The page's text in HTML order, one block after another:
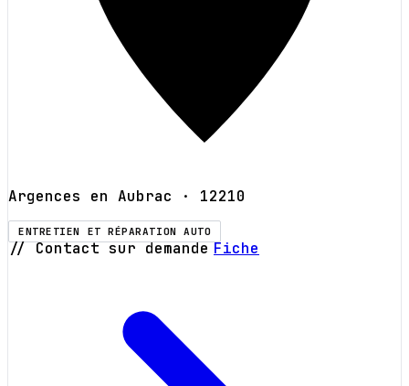
Argences en Aubrac · 12210
ENTRETIEN ET RÉPARATION AUTO
// Contact sur demande Fiche